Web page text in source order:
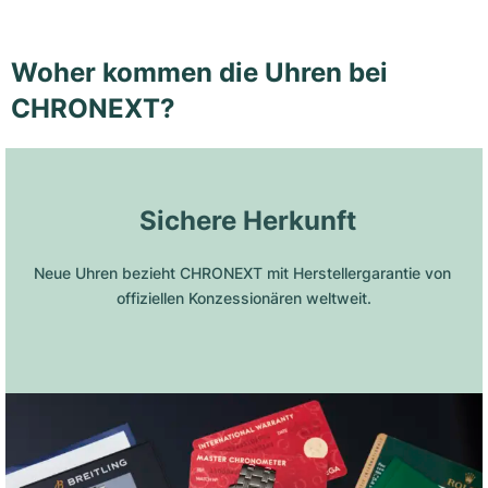
Woher kommen die Uhren bei
CHRONEXT?
Sichere Herkunft
Neue Uhren bezieht CHRONEXT mit Herstellergarantie von
offiziellen Konzessionären weltweit.